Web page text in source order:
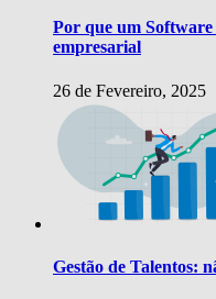
Por que um
empresarial
26 de Fevereiro, 2025
Gestão de Talentos: